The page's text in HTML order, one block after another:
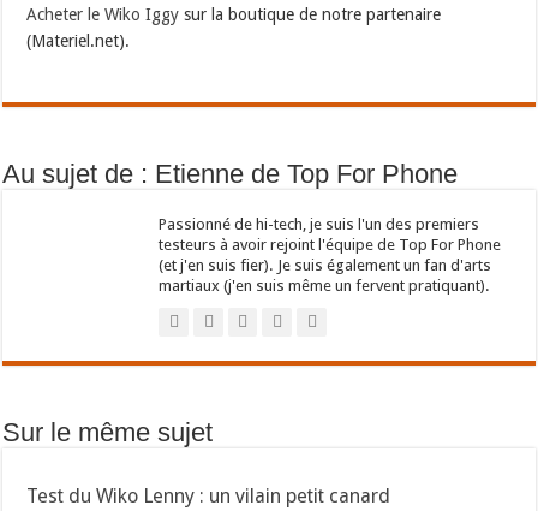
Acheter le Wiko Iggy sur la boutique de notre partenaire
(Materiel.net).
Au sujet de : Etienne de Top For Phone
Passionné de hi-tech, je suis l'un des premiers
testeurs à avoir rejoint l'équipe de Top For Phone
(et j'en suis fier). Je suis également un fan d'arts
martiaux (j'en suis même un fervent pratiquant).
Sur le même sujet
Test du Wiko Lenny : un vilain petit canard